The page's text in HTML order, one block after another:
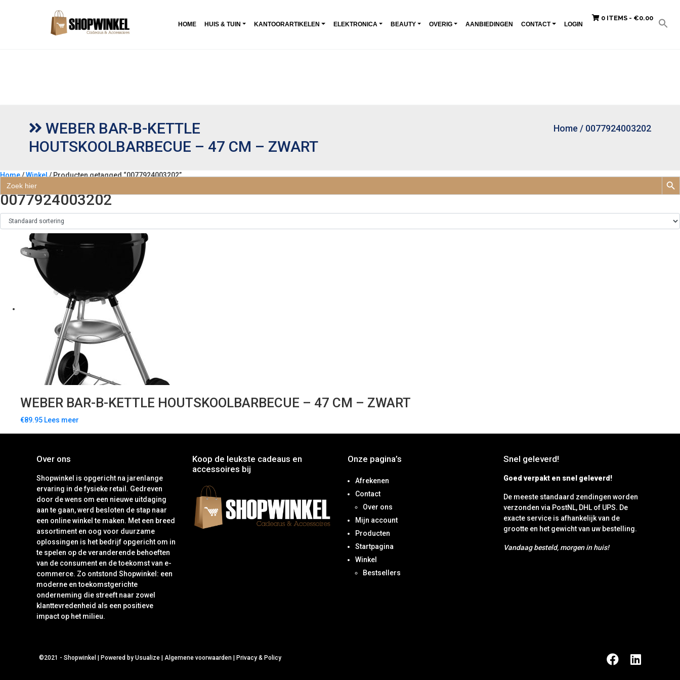
Zoek
naar:
HOME HUIS & TUIN KANTOORARTIKELEN ELEKTRONICA BEAUTY OVERIG AANBIEDINGEN CONTACT LOGIN
0 ITEMS - €0.00
WEBER BAR-B-KETTLE
HOUTSKOOLBARBECUE – 47 CM – ZWART
Home / 0077924003202
Home/Winkel/ Producten getagged “0077924003202”
0077924003202
WEBER BAR-B-KETTLE HOUTSKOOLBARBECUE – 47 CM – ZWART
€89.95 Lees meer
Over ons
Shopwinkel is opgericht na jarenlange
ervaring in de fysieke retail. Gedreven
door de wens om een nieuwe uitdaging
aan te gaan, werd besloten de stap naar
een online winkel te maken. Met een breed
assortiment en oog voor duurzame
oplossingen is het bedrijf opgericht om in
te spelen op de veranderende behoeften
van de consument en de toekomst van e-
commerce. Zo ontstond Shopwinkel: een
moderne en toekomstgerichte
onderneming die streeft naar zowel
klanttevredenheid als een positieve
impact op het milieu.
Koop de leukste cadeaus en
accessoires bij
Onze pagina’s
Afrekenen
Contact
Over ons
Mijn account
Producten
Startpagina
Winkel
Bestsellers
Snel geleverd!
Goed verpakt en snel geleverd!
De meeste standaard zendingen worden
verzonden via PostNL, DHL of UPS. De
exacte service is afhankelijk van de
grootte en het gewicht van uw bestelling.
Vandaag besteld, morgen in huis!
©2021 - Shopwinkel Powered by Usualize Algemene voorwaarden Privacy & Policy